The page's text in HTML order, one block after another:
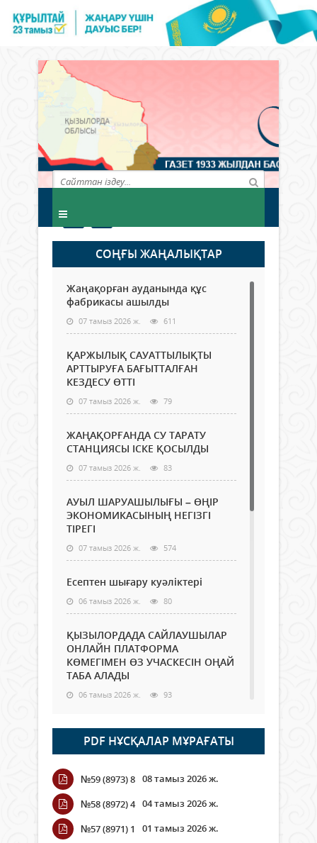
СОҢҒЫ ЖАҢАЛЫҚТАР
Жаңақорған ауданында құс
фабрикасы ашылды
07 тамыз 2026 ж. 611
ҚАРЖЫЛЫҚ САУАТТЫЛЫҚТЫ
АРТТЫРУҒА БАҒЫТТАЛҒАН
КЕЗДЕСУ ӨТТІ
07 тамыз 2026 ж. 79
ЖАҢАҚОРҒАНДА СУ ТАРАТУ
СТАНЦИЯСЫ ІСКЕ ҚОСЫЛДЫ
07 тамыз 2026 ж. 83
АУЫЛ ШАРУАШЫЛЫҒЫ – ӨҢІР
ЭКОНОМИКАСЫНЫҢ НЕГІЗГІ
ТІРЕГІ
07 тамыз 2026 ж. 574
Есептен шығару куәліктері
06 тамыз 2026 ж. 80
ҚЫЗЫЛОРДАДА САЙЛАУШЫЛАР
ОНЛАЙН ПЛАТФОРМА
КӨМЕГІМЕН ӨЗ УЧАСКЕСІН ОҢАЙ
ТАБА АЛАДЫ
06 тамыз 2026 ж. 93
Open Air: Қызылорда облысы
полиция департаменті 20
мыңнан астам көрерменнің
қауіпсіздігін қамтамасыз етті
06 тамыз 2026 ж.
Wi-Fi ҚАБЫРҒА АРҚЫЛЫ ҚАЛАЙ
ӨТЕДІ?
PDF НҰСҚАЛАР МҰРАҒАТЫ
№59 (8973) 8 08 тамыз 2026 ж.
№58 (8972) 4 04 тамыз 2026 ж.
№57 (8971) 1
01 тамыз 2026 ж.